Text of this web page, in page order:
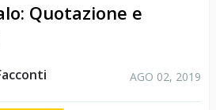
Quotazione e
AGO 02, 2019